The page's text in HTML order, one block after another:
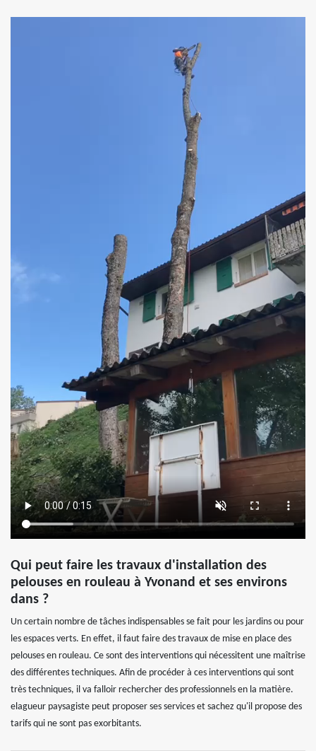
Qui peut faire les travaux d'installation des
pelouses en rouleau à Yvonand et ses environs
dans ?
Un certain nombre de tâches indispensables se fait pour les jardins ou pour
les espaces verts. En effet, il faut faire des travaux de mise en place des
pelouses en rouleau. Ce sont des interventions qui nécessitent une maîtrise
des différentes techniques. Afin de procéder à ces interventions qui sont
très techniques, il va falloir rechercher des professionnels en la matière.
elagueur paysagiste peut proposer ses services et sachez qu'il propose des
tarifs qui ne sont pas exorbitants.